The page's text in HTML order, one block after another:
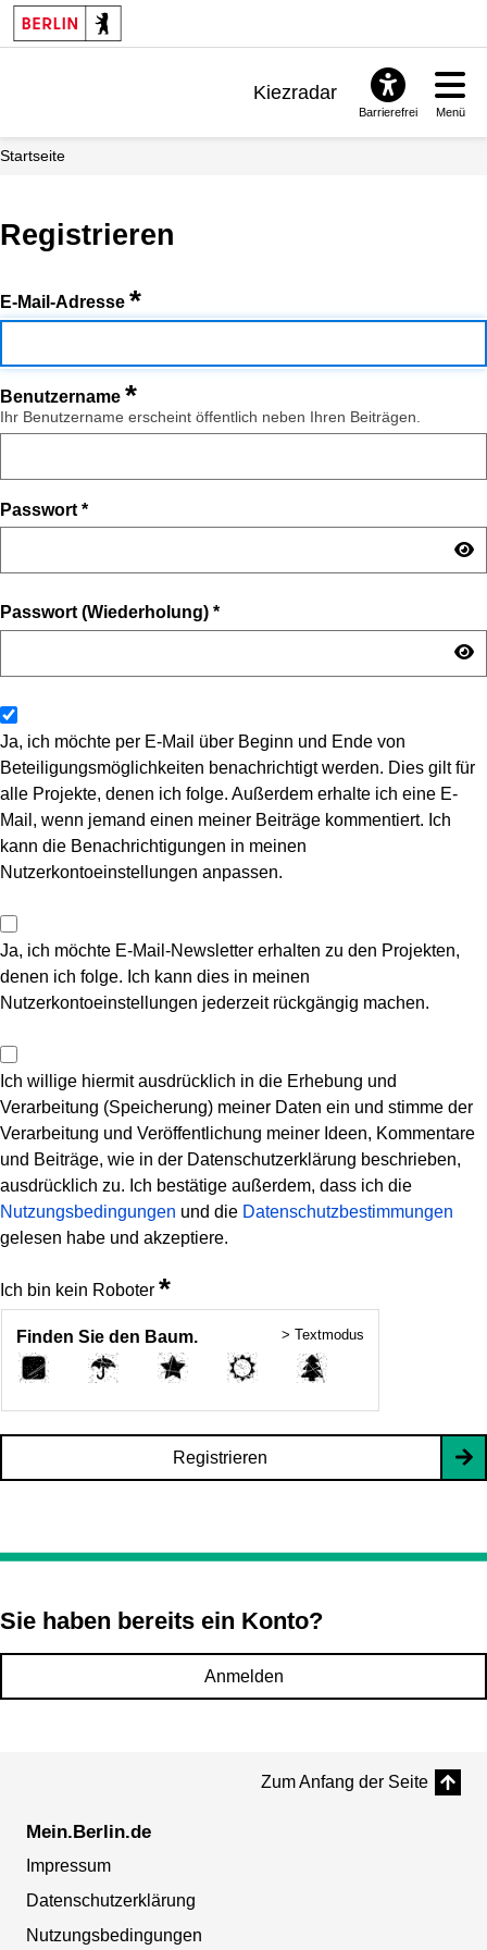
Kiezradar
Barrierefrei Menü
Startseite
Registrieren
E-Mail-Adresse *
Benutzername *
Ihr Benutzername erscheint öffentlich neben Ihren Beiträgen.
Passwort *
Passwort (Wiederholung) *
Ja, ich möchte per E-Mail über Beginn und Ende von
Beteiligungsmöglichkeiten benachrichtigt werden. Dies gilt für
alle Projekte, denen ich folge. Außerdem erhalte ich eine E-
Mail, wenn jemand einen meiner Beiträge kommentiert. Ich
kann die Benachrichtigungen in meinen
Nutzerkontoeinstellungen anpassen.
Ja, ich möchte E-Mail-Newsletter erhalten zu den Projekten,
denen ich folge. Ich kann dies in meinen
Nutzerkontoeinstellungen jederzeit rückgängig machen.
Ich willige hiermit ausdrücklich in die Erhebung und
Verarbeitung (Speicherung) meiner Daten ein und stimme der
Verarbeitung und Veröffentlichung meiner Ideen, Kommentare
und Beiträge, wie in der Datenschutzerklärung beschrieben,
ausdrücklich zu. Ich bestätige außerdem, dass ich die
Nutzungsbedingungen und die Datenschutzbestimmungen
gelesen habe und akzeptiere.
Ich bin kein Roboter *
Finden Sie den Baum. > Textmodus
Registrieren
Sie haben bereits ein Konto?
Anmelden
Zum Anfang der Seite
Mein.Berlin.de
Impressum
Datenschutzerklärung
Nutzungsbedingungen